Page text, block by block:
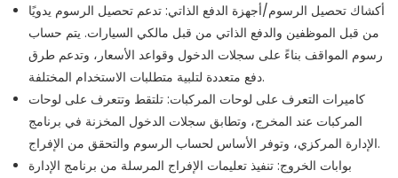
أكشاك تحصيل الرسوم/أجهزة الدفع الذاتي: تدعم تحصيل الرسوم يدويًا
من قبل الموظفين والدفع الذاتي من قبل مالكي السيارات. يتم حساب
رسوم المواقف بناءً على سجلات الدخول وقواعد الأسعار، وتدعم طرق
دفع متعددة لتلبية متطلبات الاستخدام المختلفة.
كاميرات التعرف على لوحات المركبات: تلتقط وتتعرف على لوحات
المركبات عند المخرج، وتطابق سجلات الدخول المخزنة في برنامج
الإدارة المركزي، وتوفر الأساس لحساب الرسوم والتحقق من الإفراج.
بوابات الخروج: تنفيذ تعليمات الإفراج المرسلة من برنامج الإدارة